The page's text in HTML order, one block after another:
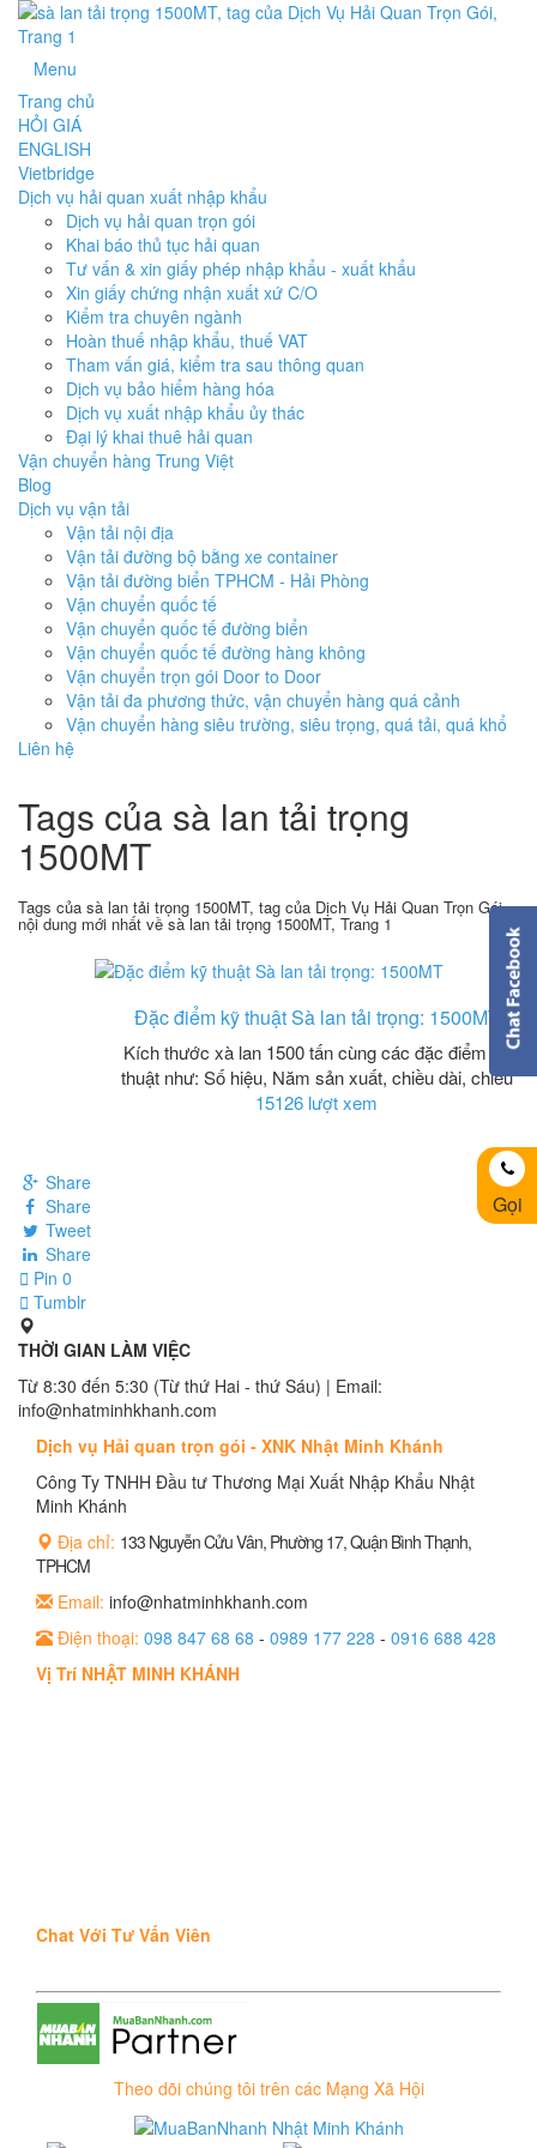
Menu
Trang chủ
HỎI GIÁ
ENGLISH
Vietbridge
Dịch vụ hải quan xuất nhập khẩu
Dịch vụ hải quan trọn gói
Khai báo thủ tục hải quan
Tư vấn & xin giấy phép nhập khẩu - xuất khẩu
Xin giấy chứng nhận xuất xứ C/O
Kiểm tra chuyên ngành
Hoàn thuế nhập khẩu, thuế VAT
Tham vấn giá, kiểm tra sau thông quan
Dịch vụ bảo hiểm hàng hóa
Dịch vụ xuất nhập khẩu ủy thác
Đại lý khai thuê hải quan
Vận chuyển hàng Trung Việt
Blog
Dịch vụ vận tải
Vận tải nội địa
Vận tải đường bộ bằng xe container
Vận tải đường biển TPHCM - Hải Phòng
Vận chuyển quốc tế
Vận chuyển quốc tế đường biển
Vận chuyển quốc tế đường hàng không
Vận chuyển trọn gói Door to Door
Vận tải đa phương thức, vận chuyển hàng quá cảnh
Vận chuyển hàng siêu trường, siêu trọng, quá tải, quá khổ
Liên hệ
Tags của sà lan tải trọng
1500MT
Tags của sà lan tải trọng 1500MT, tag của Dịch Vụ Hải Quan Trọn Gói,
nội dung mới nhất về sà lan tải trọng 1500MT, Trang 1
Đặc điểm kỹ thuật Sà lan tải trọng: 1500MT
Kích thước xà lan 1500 tấn cùng các đặc điểm kỹ
thuật như: Số hiệu, Năm sản xuất, chiều dài, chiều
15126 lượt xem
Share
Share
Tweet
Share
Pin 0
Tumblr
THỜI GIAN LÀM VIỆC
Từ 8:30 đến 5:30 (Từ thứ Hai - thứ Sáu) | Email:
info@nhatminhkhanh.com
Dịch vụ Hải quan trọn gói - XNK Nhật Minh Khánh
Công Ty TNHH Đầu tư Thương Mại Xuất Nhập Khẩu Nhật
Minh Khánh
Địa chỉ: 133 Nguyễn Cửu Vân, Phường 17, Quận Bình Thạnh,
TPHCM
Email: info@nhatminhkhanh.com
Điện thoại: 098 847 68 68 - 0989 177 228 - 0916 688 428
Vị Trí NHẬT MINH KHÁNH
Chat Với Tư Vấn Viên
Theo dõi chúng tôi trên các Mạng Xã Hội
Gọi